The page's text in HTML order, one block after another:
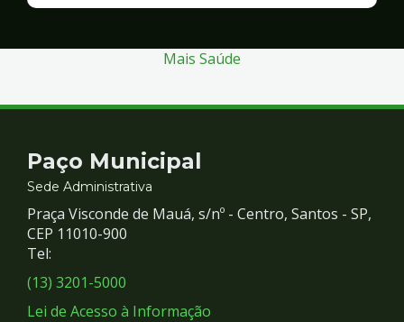
Mais Saúde
Contato
e
Redes
Sociais
Paço Municipal
Sede Administrativa
Praça Visconde de Mauá, s/nº - Centro, Santos - SP,
CEP 11010-900
Tel:
(13) 3201-5000
Lei de Acesso à Informação